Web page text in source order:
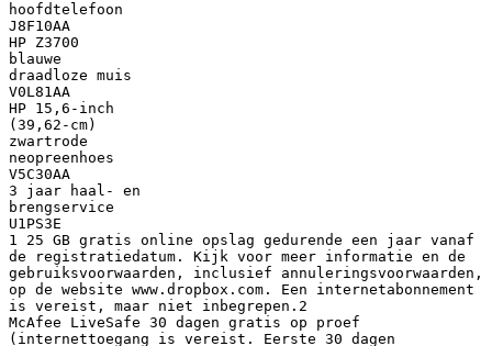
hoofdtelefoon
J8F10AA
HP Z3700
blauwe
draadloze muis
V0L81AA
HP 15,6-inch
(39,62-cm)
zwartrode
neopreenhoes
V5C30AA
3 jaar haal- en
brengservice
U1PS3E
1 25 GB gratis online opslag gedurende een jaar vanaf
de registratiedatum. Kijk voor meer informatie en de
gebruiksvoorwaarden, inclusief annuleringsvoorwaarden,
op de website www.dropbox.com. Een internetabonnement
is vereist, maar niet inbegrepen.2
McAfee LiveSafe 30 dagen gratis op proef
(internettoegang is vereist. Eerste 30 dagen